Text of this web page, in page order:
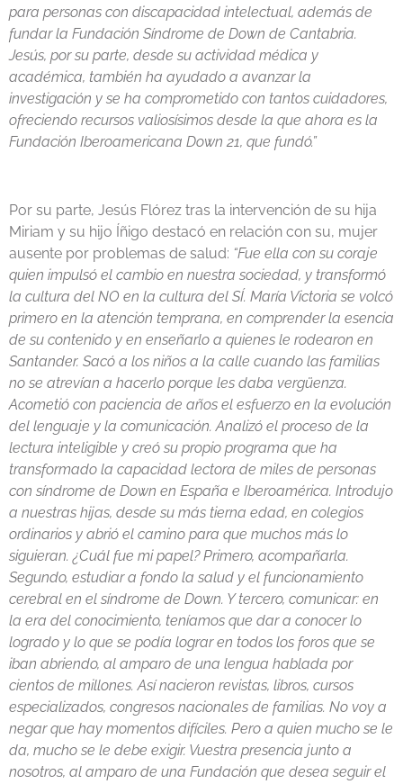
para personas con discapacidad intelectual, además de
fundar la Fundación Síndrome de Down de Cantabria.
Jesús, por su parte, desde su actividad médica y
académica, también ha ayudado a avanzar la
investigación y se ha comprometido con tantos cuidadores,
ofreciendo recursos valiosísimos desde la que ahora es la
Fundación Iberoamericana Down 21, que fundó.”
Por su parte, Jesús Flórez tras la intervención de su hija
Miriam y su hijo Íñigo destacó en relación con su, mujer
ausente por problemas de salud: “Fue ella con su coraje
quien impulsó el cambio en nuestra sociedad, y transformó
la cultura del NO en la cultura del SÍ. María Victoria se volcó
primero en la atención temprana, en comprender la esencia
de su contenido y en enseñarlo a quienes le rodearon en
Santander. Sacó a los niños a la calle cuando las familias
no se atrevían a hacerlo porque les daba vergüenza.
Acometió con paciencia de años el esfuerzo en la evolución
del lenguaje y la comunicación. Analizó el proceso de la
lectura inteligible y creó su propio programa que ha
transformado la capacidad lectora de miles de personas
con síndrome de Down en España e Iberoamérica. Introdujo
a nuestras hijas, desde su más tierna edad, en colegios
ordinarios y abrió el camino para que muchos más lo
siguieran. ¿Cuál fue mi papel? Primero, acompañarla.
Segundo, estudiar a fondo la salud y el funcionamiento
cerebral en el síndrome de Down. Y tercero, comunicar: en
la era del conocimiento, teníamos que dar a conocer lo
logrado y lo que se podía lograr en todos los foros que se
iban abriendo, al amparo de una lengua hablada por
cientos de millones. Así nacieron revistas, libros, cursos
especializados, congresos nacionales de familias. No voy a
negar que hay momentos difíciles. Pero a quien mucho se le
da, mucho se le debe exigir. Vuestra presencia junto a
nosotros, al amparo de una Fundación que desea seguir el